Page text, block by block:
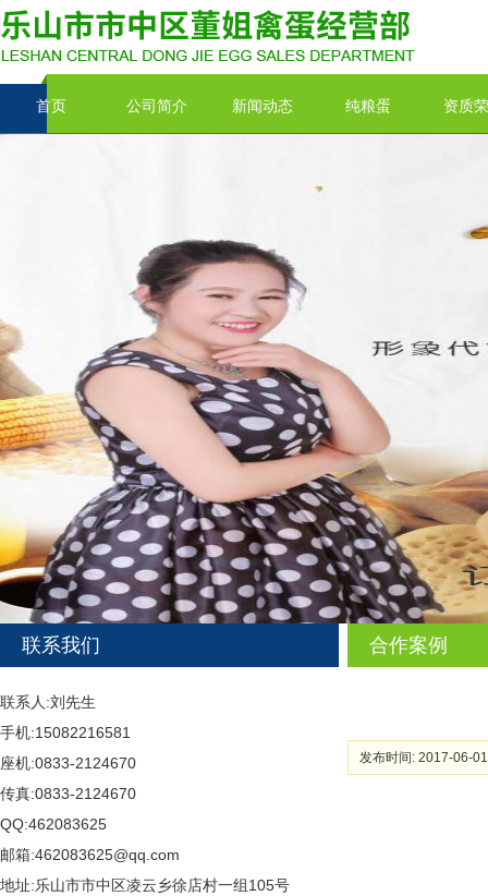
首页 公司简介 新闻动态 纯粮蛋 资质
联系我们
联系人:刘先生
手机:15082216581
座机:0833-2124670
传真:0833-2124670
QQ:462083625
邮箱:462083625@qq.com
地址:乐山市市中区凌云乡徐店村一组105号
合作案例
发布时间: 2017-06-